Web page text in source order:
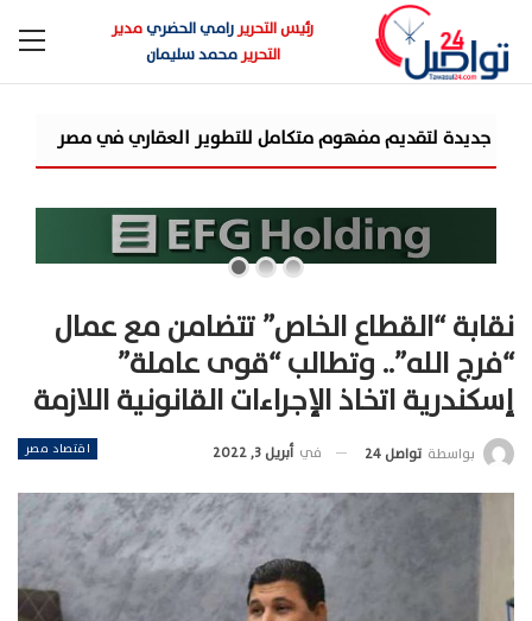
رئيس التحريررامي الحضريمدير
التحريرمحمد سليمان
شركة «AIG» تتعاون مع «CSCEC الصينية» بمشروع «AI Tower» بأعلى المعايير العالمية
نقابة “القطاع الخاص” تتضامن مع عمال
“فرج الله”.. وتطالب “قوى عاملة”
إسكندرية اتخاذ الإجراءات القانونية اللازمة
اقتصاد مصر بواسطة تواصل 24 في أبريل 3, 2022